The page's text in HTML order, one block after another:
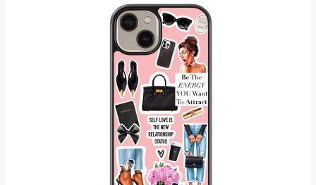
was:
19,99 €.14,99 €.